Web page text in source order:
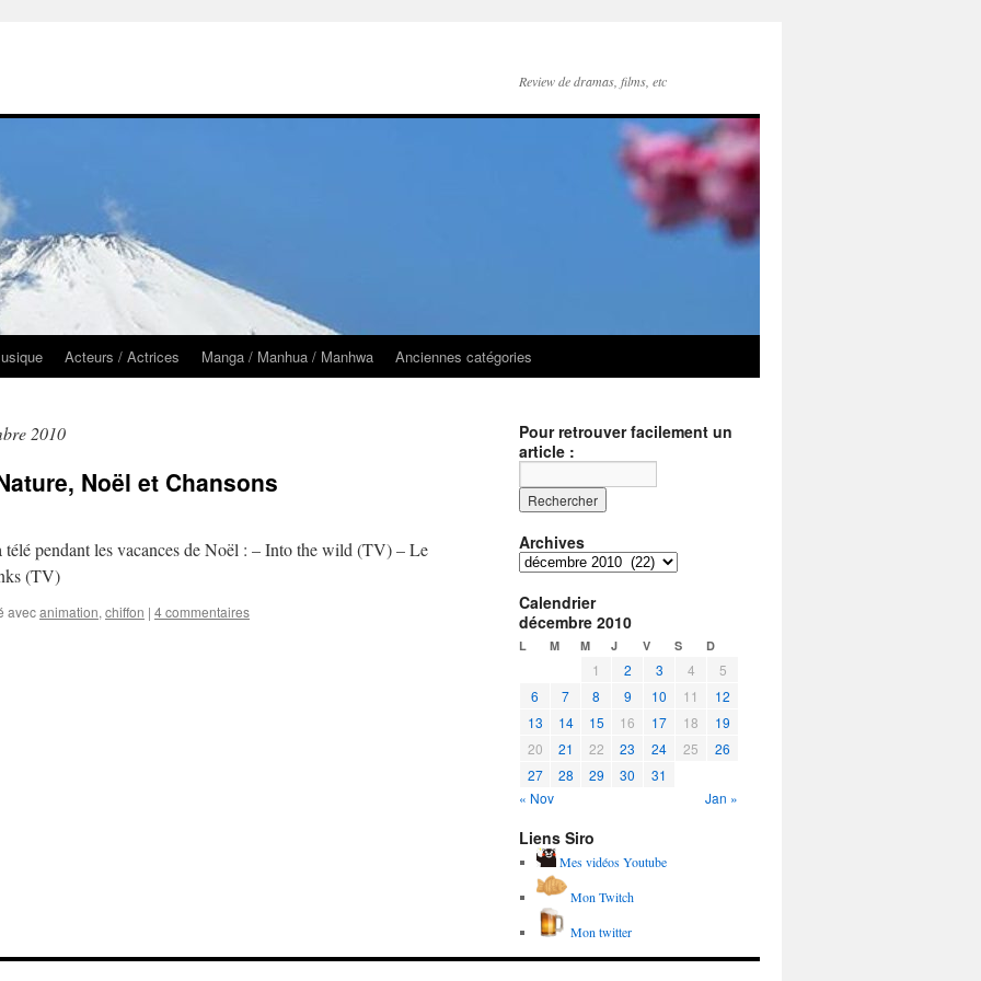
Review de dramas, films, etc
Acteurs / Actrices Manga / Manhua / Manhwa Anciennes catégories
2010
Noël et Chansons
pendant les vacances de Noël : – Into the wild (TV) – Le
(TV)
avecanimation, chiffon | 4 commentaires
Pour retrouver facilement un
article :
Archives
Archives
Calendrier
décembre 2010
L M M J V S D
1 2 3 4
5
6
7 8 9 10 11
12
13
14 15 16 17 18
19
20
21 22 23 24 25
26
27
28 29 30
31
« Nov
Jan »
Liens Siro
Mes vidéos Youtube
Mon Twitch
Mon twitter